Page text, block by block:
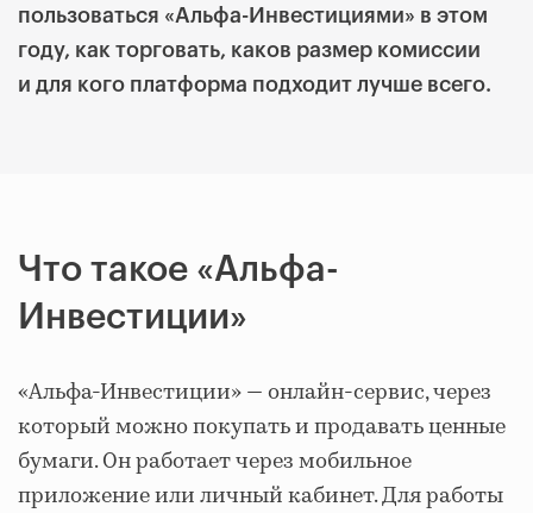
пользоваться «Альфа-Инвестициями» в этом
году, как торговать, каков размер комиссии
и для кого платформа подходит лучше всего.
Что такое «Альфа-
Инвестиции»
«Альфа-Инвестиции» — онлайн-сервис, через
который можно покупать и продавать ценные
бумаги. Он работает через мобильное
приложение или личный кабинет. Для работы